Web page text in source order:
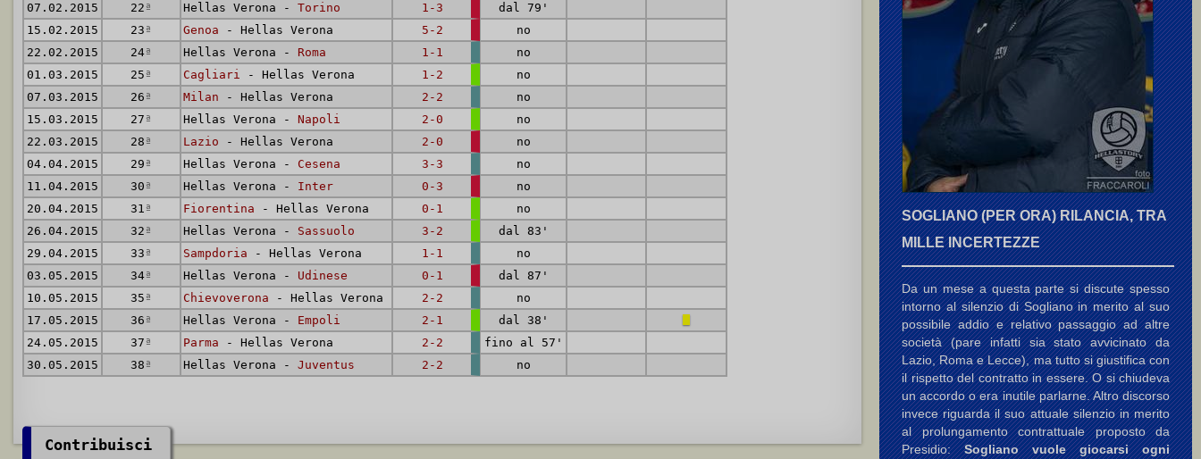
07.02.2015
22 ª Hellas Verona - Torino 1-3
dal 79'
15.02.2015
23 ª Genoa - Hellas Verona 5-2
no
22.02.2015
24ª Hellas Verona - Roma 1-1
no
01.03.2015
25 ª Cagliari - Hellas Verona 1-2
no
07.03.2015
26 ª Milan - Hellas Verona 2-2
no
15.03.2015
27 ª Hellas Verona - Napoli 2-0
no
22.03.2015
28 ª Lazio - Hellas Verona 2-0
no
04.04.2015
29 ª Hellas Verona - Cesena 3-3
no
11.04.2015
30 ª Hellas Verona - Inter 0-3
no
20.04.2015
31 ª Fiorentina - Hellas Verona 0-1
no
26.04.2015
32 ª Hellas Verona - Sassuolo 3-2
dal 83'
29.04.2015
33 ª Sampdoria - Hellas Verona 1-1
no
03.05.2015
34ª Hellas Verona - Udinese 0-1
dal 87'
10.05.2015
35 ª Chievoverona - Hellas Verona 2-2
no
17.05.2015
36 ª Hellas Verona - Empoli 2-1
dal 38'
24.05.2015
37 ª Parma - Hellas Verona 2-2
fino al 57'
30.05.2015
38 ª Hellas Verona - Juventus 2-2 no
Contribuisci
SOGLIANO (PER ORA) RILANCIA, TRA
MILLE INCERTEZZE
Da un mese a questa parte si discute spesso
intorno al silenzio di Sogliano in merito al suo
possibile addio e relativo passaggio ad altre
società (pare infatti sia stato avvicinato da
Lazio, Roma e Lecce), ma tutto si giustifica con
il rispetto del contratto in essere. O si chiudeva
un accordo o era inutile parlarne. Altro discorso
invece riguarda il suo attuale silenzio in merito
al prolungamento contrattuale proposto da
Presidio:Sogliano vuole giocarsi ogni